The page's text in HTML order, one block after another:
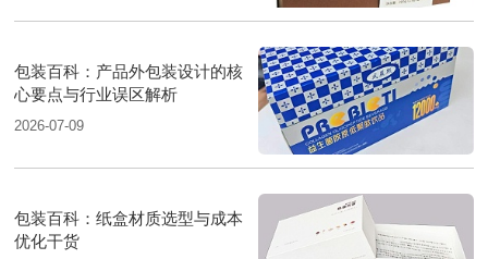
包装百科：产品外包装设计的核
心要点与行业误区解析
2026-07-09
包装百科：纸盒材质选型与成本
优化干货